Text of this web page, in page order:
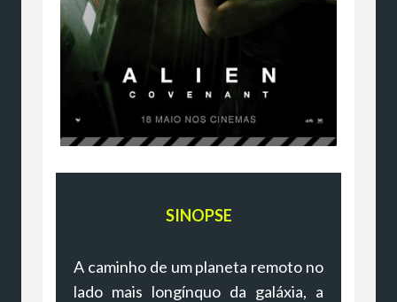
SINOPSE
A caminho de um planeta remoto no
lado mais longínquo da galáxia, a